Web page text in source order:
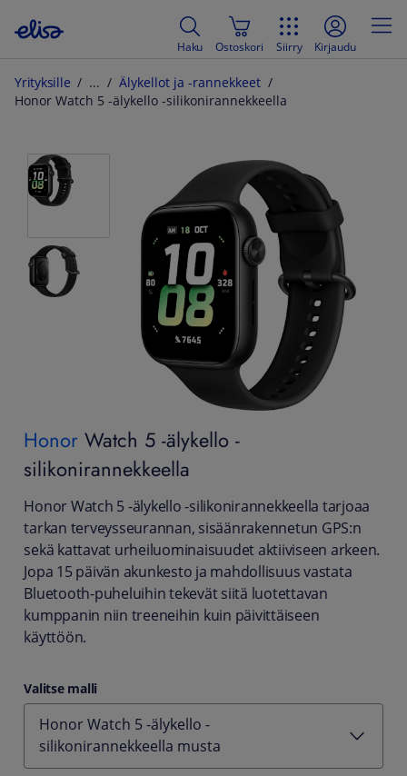
Haku Ostoskori Siirry Kirjaudu
Yrityksille
Älykellot ja -rannekkeet
Honor Watch 5 -älykello -silikonirannekkeella
Honor Watch 5 -älykello -
silikonirannekkeella
Honor Watch 5 -älykello -silikonirannekkeella tarjoaa
tarkan terveysseurannan, sisäänrakennetun GPS:n
sekä kattavat urheiluominaisuudet aktiiviseen arkeen.
Jopa 15 päivän akunkesto ja mahdollisuus vastata
Bluetooth-puheluihin tekevät siitä luotettavan
kumppanin niin treeneihin kuin päivittäiseen
käyttöön.
Valitse malli
Honor Watch 5 -älykello -
silikonirannekkeella musta